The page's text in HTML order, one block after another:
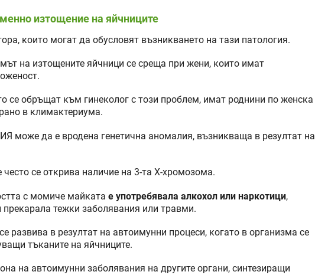
изтощение на яйчниците
които могат да обусловят възникването на тази патология.
на изтощените яйчници се среща при жени, които имат
се обръщат към гинеколог с този проблем, имат роднини по женска
в климактериума.
може да е вродена генетична аномалия, възникваща в резултат на
често се открива наличие на 3-та Х-хромозома.
с момиче майката е употребявала алкохол или наркотици,
прекарала тежки заболявания или травми.
развива в резултат на автоимунни процеси, когато в организма се
тъканите на яйчниците.
на автоимунни заболявания на другите органи, синтезиращи